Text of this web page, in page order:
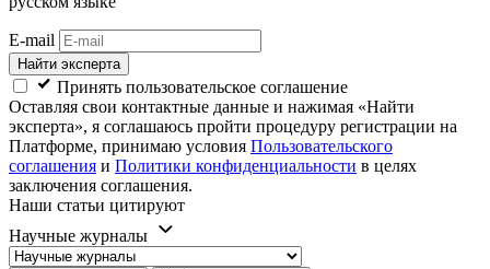
E-mail
Найти эксперта
Принять пользовательское соглашение
Оставляя свои контактные данные и нажимая «Найти
эксперта», я соглашаюсь пройти процедуру регистрации на
Платформе, принимаю условия Пользовательского
соглашения и Политики конфиденциальности в целях
заключения соглашения.
Наши статьи цитируют
Научные журналы